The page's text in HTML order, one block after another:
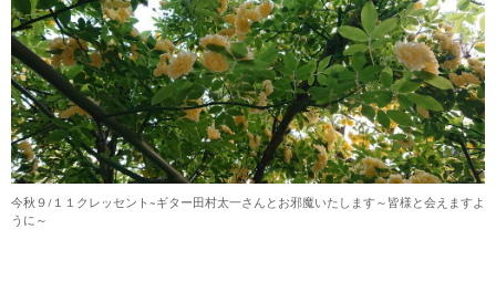
今秋９/１１クレッセント~ギター田村太一さんとお邪魔いたします～皆様と会えますよ
うに～